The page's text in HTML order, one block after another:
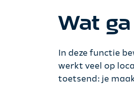
Wat
In deze functie
werkt veel op
toetsend: je